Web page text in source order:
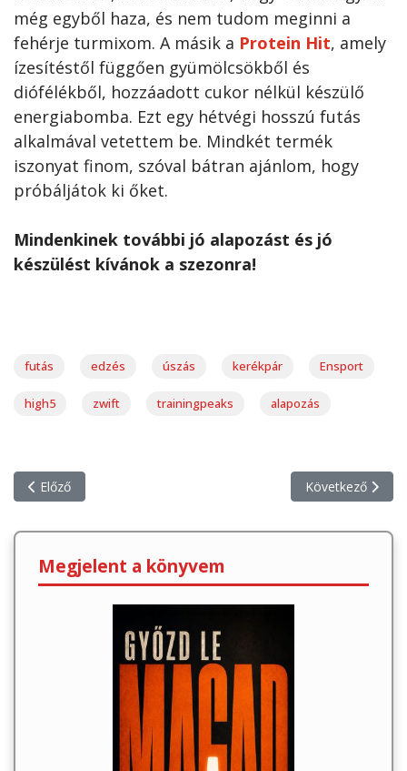
még egyből haza, és nem tudom meginni a
fehérje turmixom. A másik a Protein Hit, amely
ízesítéstől függően gyümölcsökből és
diófélékből, hozzáadott cukor nélkül készülő
energiabomba. Ezt egy hétvégi hosszú futás
alkalmával vetettem be. Mindkét termék
iszonyat finom, szóval bátran ajánlom, hogy
próbáljátok ki őket.
Mindenkinek további jó alapozást és jó
készülést kívánok a szezonra!
futás edzés úszás kerékpár Ensport
high5 zwift trainingpeaks alapozás
Előző cikk: BikeFit-en jártam az Ensportnál
Előző Következő cikk:
Következő
Megjelent a könyvem